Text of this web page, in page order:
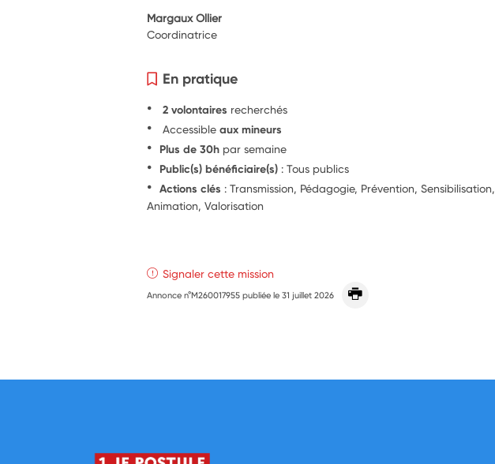
Margaux Ollier
Coordinatrice
En pratique
2 volontaires recherchés
Accessibleaux mineurs
Plus de 30h par semaine
Public(s) bénéficiaire(s) : Tous publics
Actions clés : Transmission, Pédagogie, Prévention, Sensibilisation,
Animation, Valorisation
Signaler cette mission
Annonce n°M260017955 publiée le31 juillet 2026